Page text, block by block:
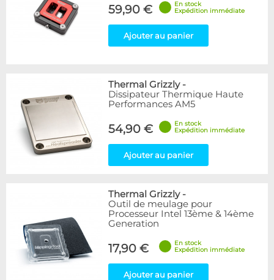
59,90 €
En stock
Expédition immédiate
Ajouter au panier
Thermal Grizzly-
Dissipateur Thermique Haute
Performances AM5
54,90 €
En stock
Expédition immédiate
Ajouter au panier
Thermal Grizzly-
Outil de meulage pour
Processeur Intel 13ème & 14ème
Generation
17,90 €
En stock
Expédition immédiate
Ajouter au panier